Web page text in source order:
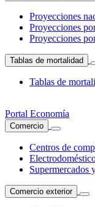
Proyecciones
Proyecciones
Proyecciones
Tablas de mortalidad
Tablas de
Portal Economía
Comercio
Centros de
Supermercados
Comercio exterior